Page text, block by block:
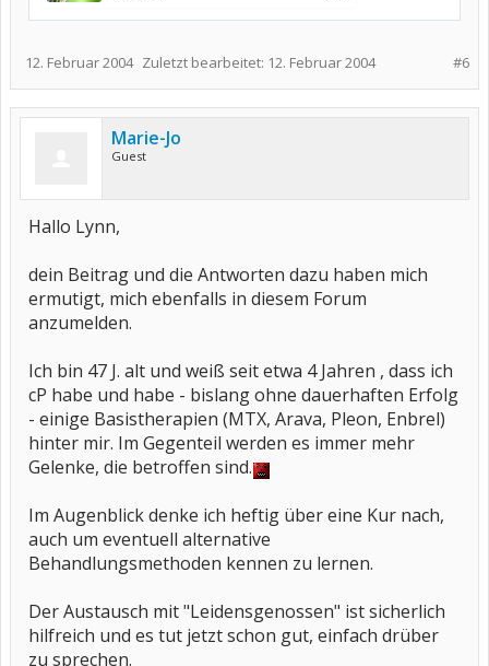
#6
12. Februar 2004 Zuletzt bearbeitet: 12. Februar 2004
Marie-Jo
Guest
Hallo Lynn,
dein Beitrag und die Antworten dazu haben mich
ermutigt, mich ebenfalls in diesem Forum
anzumelden.
Ich bin 47 J. alt und weiß seit etwa 4 Jahren , dass ich
cP habe und habe - bislang ohne dauerhaften Erfolg
- einige Basistherapien (MTX, Arava, Pleon, Enbrel)
hinter mir. Im Gegenteil werden es immer mehr
Gelenke, die betroffen sind.
Im Augenblick denke ich heftig über eine Kur nach,
auch um eventuell alternative
Behandlungsmethoden kennen zu lernen.
Der Austausch mit "Leidensgenossen" ist sicherlich
hilfreich und es tut jetzt schon gut, einfach drüber
zu sprechen.